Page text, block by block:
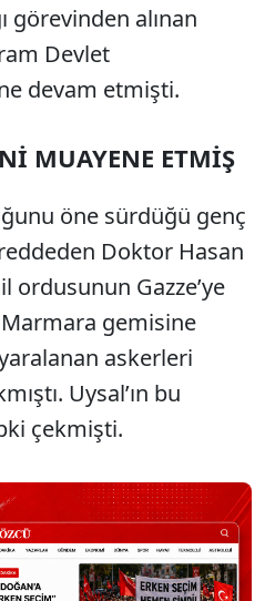
görevinden alınan
Devlet
devam etmişti.
MUAYENE ETMİŞ
öne sürdüğü genç
Doktor Hasan
ordusunun Gazze’ye
gemisine
askerleri
Uysal’ın bu
çekmişti.